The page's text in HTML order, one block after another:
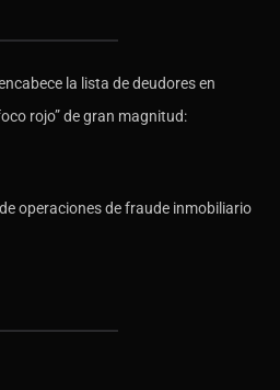
la lista de deudores en
rojo” de gran magnitud:
operaciones de fraude inmobiliario